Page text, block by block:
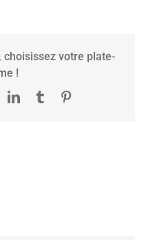
choisissez votre plate-
!
LinkedInTumblr